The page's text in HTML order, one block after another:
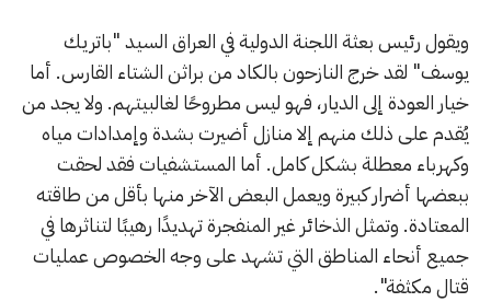
ويقول رئيس بعثة اللجنة الدولية في العراق السيد "باتريك
يوسف" لقد خرج النازحون بالكاد من براثن الشتاء القارس. أما
خيار العودة إلى الديار، فهو ليس مطروحًا لغالبيتهم. ولا يجد من
يُقدم على ذلك منهم إلا منازل أضيرت بشدة وإمدادات مياه
وكهرباء معطلة بشكل كامل. أما المستشفيات فقد لحقت
ببعضها أضرار كبيرة ويعمل البعض الآخر منها بأقل من طاقته
المعتادة. وتمثل الذخائر غير المنفجرة تهديدًا رهيبًا لتناثرها في
جميع أنحاء المناطق التي تشهد على وجه الخصوص عمليات
قتال مكثفة".